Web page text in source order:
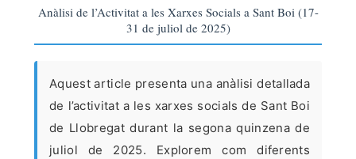
Anàlisi de l’Activitat a les Xarxes Socials a Sant Boi (17-
31 de juliol de 2025)
Aquest article presenta una anàlisi detallada
de l’activitat a les xarxes socials de Sant Boi
de Llobregat durant la segona quinzena de
juliol de 2025. Explorem com diferents